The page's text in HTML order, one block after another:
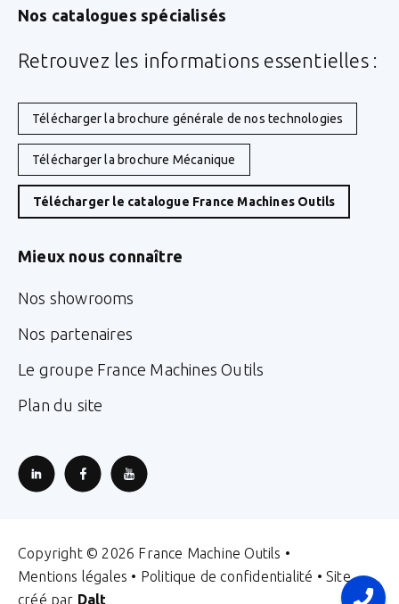
Nos catalogues spécialisés
Retrouvez les informations essentielles :
Télécharger la brochure générale de nos technologies
Télécharger la brochure Mécanique
Télécharger le catalogue France Machines Outils
Mieux nous connaître
Nos showrooms
Nos partenaires
Le groupe France Machines Outils
Plan du site
Copyright © 2026 France Machine Outils •
Mentions légales • Politique de confidentialité • Site
créé par Dalt